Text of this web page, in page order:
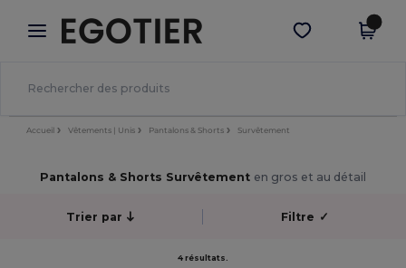
× Appli Egotier
Meilleurs prix sur l’app !
Obtenir l'appli
Accueil Vêtements | Unis Pantalons & Shorts Survêtement
Pantalons & Shorts Survêtement en gros et au détail
Trier par Filtre ✓
4 résultats.